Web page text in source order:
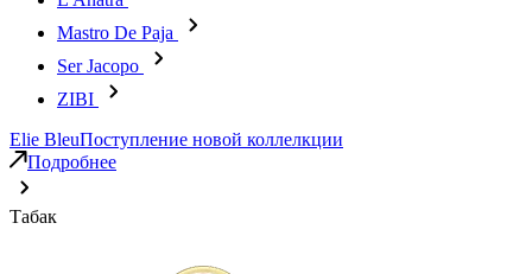
Mastro De Paja
Ser Jacopo
ZIBI
Elie BleuПоступление новой коллелкции
Подробнее
Табак